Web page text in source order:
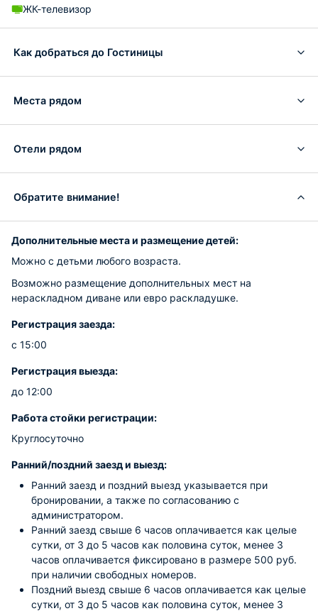
ЖК-телевизор
Как добраться до Гостиницы
Места рядом
Отели рядом
Обратите внимание!
Дополнительные места и размещение детей:
Можно с детьми любого возраста.
Возможно размещение дополнительных мест на
нераскладном диване или евро раскладушке.
Регистрация заезда:
с 15:00
Регистрация выезда:
до 12:00
Работа стойки регистрации:
Круглосуточно
Ранний/поздний заезд и выезд:
Ранний заезд и поздний выезд указывается при
бронировании, а также по согласованию с
администратором.
Ранний заезд свыше 6 часов оплачивается как целые
сутки, от 3 до 5 часов как половина суток, менее 3
часов оплачивается фиксировано в размере 500 руб.
при наличии свободных номеров.
Поздний выезд свыше 6 часов оплачивается как целые
сутки, от 3 до 5 часов как половина суток, менее 3